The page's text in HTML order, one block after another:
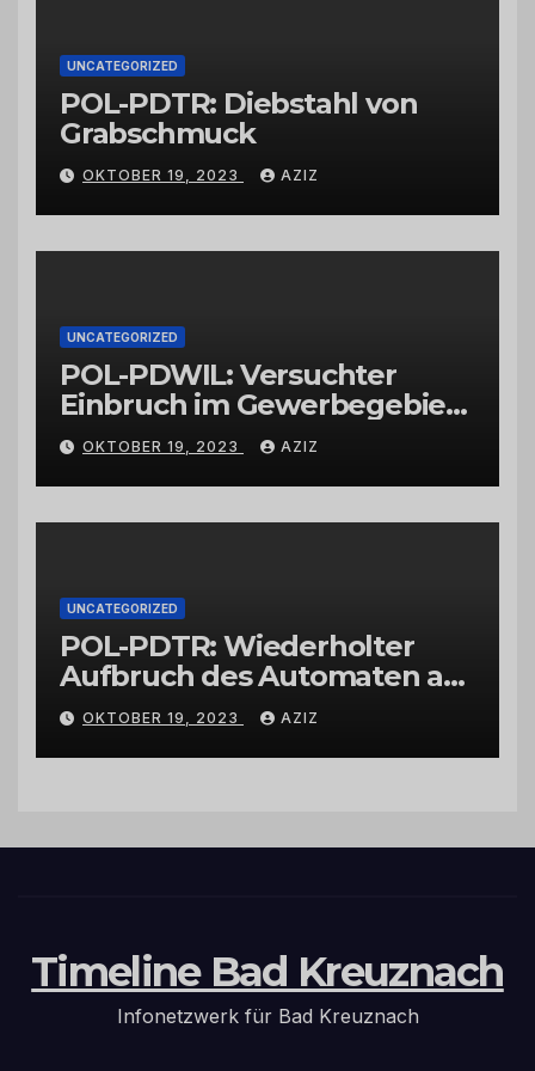
UNCATEGORIZED
POL-PDTR: Diebstahl von
Grabschmuck
OKTOBER 19, 2023 AZIZ
UNCATEGORIZED
POL-PDWIL: Versuchter
Einbruch im Gewerbegebiet
Wittlich
OKTOBER 19, 2023 AZIZ
UNCATEGORIZED
POL-PDTR: Wiederholter
Aufbruch des Automaten am
Wohnmobilstellplatz in
Hermeskeil am Labachweg
OKTOBER 19, 2023 AZIZ
Timeline Bad Kreuznach
Infonetzwerk für Bad Kreuznach